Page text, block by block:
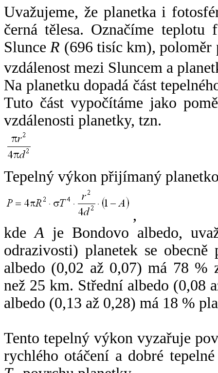
Uvažujeme, že planetka i
černá tělesa. Označíme
SlunceR (696 tisíc km),
vzdálenost mezi Sluncem a
Na planetku dopadá část
Tuto část vypočítáme jako
vzdálenosti planetky, tzn.
Tepelný výkon přijímaný
,
kdeA je Bondovo albedo,
odrazivosti) planetek se
albedo (0,02 až 0,07) má 78 %
než 25 km. Střední albedo (0,08
albedo (0,13 až 0,28) má 18 %
Tento tepelný výkon vyzařuje
rychlého otáčení a dobré